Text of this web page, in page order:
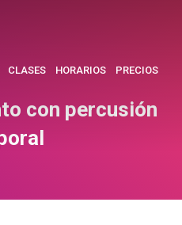
CLASES HORARIOS PRECIOS
con percusión